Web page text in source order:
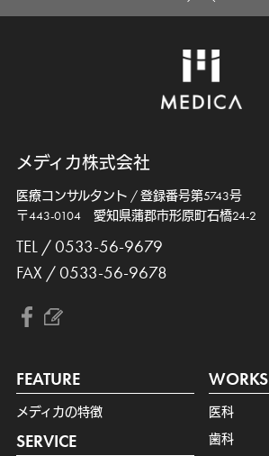
メディカ株式会社
医療コンサルタント / 登録番号第5743号
〒443-0104 愛知県蒲郡市形原町石橋24-2
TEL / 0533-56-9679
FAX / 0533-56-9678
FEATURE
メディカの特徴
SERVICE
WORKS
医科
歯科